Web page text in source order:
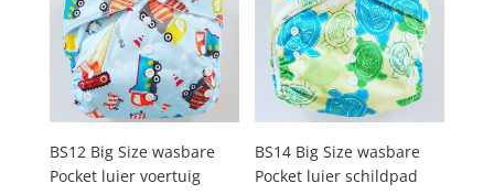
BS12 Big Size wasbare
Pocket luier voertuig
BS14 Big Size wasbare
Pocket luier schildpad